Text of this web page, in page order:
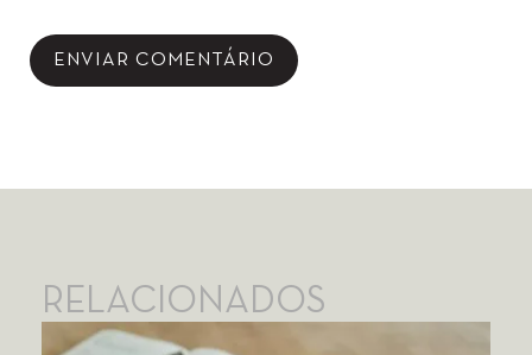
RELACIONADOS